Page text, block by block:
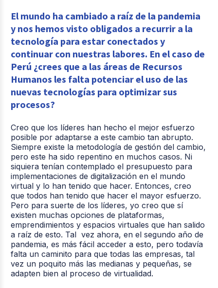
El mundo ha cambiado a raíz de la pandemia
y nos hemos visto obligados a recurrir a la
tecnología para estar conectados y
continuar con nuestras labores. En el caso de
Perú ¿crees que a las áreas de Recursos
Humanos les falta potenciar el uso de las
nuevas tecnologías para optimizar sus
procesos?
Creo que los líderes han hecho el mejor esfuerzo
posible por adaptarse a este cambio tan abrupto.
Siempre existe la metodología de gestión del cambio,
pero este ha sido repentino en muchos casos. Ni
siquiera tenían contemplado el presupuesto para
implementaciones de digitalización en el mundo
virtual y lo han tenido que hacer. Entonces, creo
que todos han tenido que hacer el mayor esfuerzo.
Pero para suerte de los líderes, yo creo que sí
existen muchas opciones de plataformas,
emprendimientos y espacios virtuales que han salido
a raíz de esto. Tal vez ahora, en el segundo año de
pandemia, es más fácil acceder a esto, pero todavía
falta un caminito para que todas las empresas, tal
vez un poquito más las medianas y pequeñas, se
adapten bien al proceso de virtualidad.